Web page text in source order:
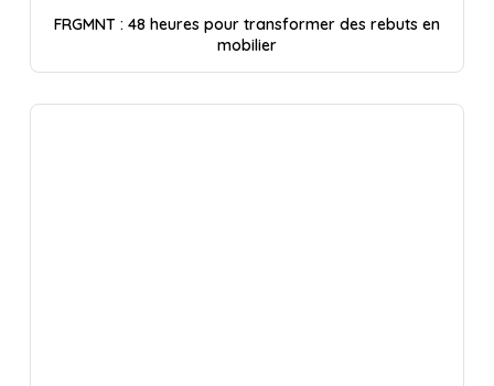
FRGMNT : 48 heures pour transformer des rebuts en
mobilier